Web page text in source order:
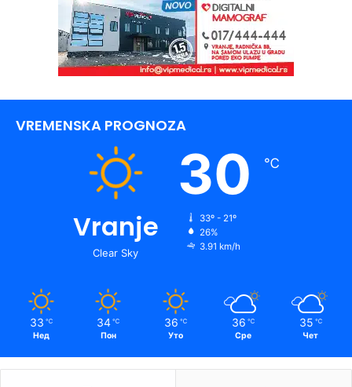
VREMENSKA PROGNOZA
Vranje
Clear Sky
30 ℃
33º - 21º
26%
3.91 km/h
33 ℃
Нед
34 ℃
Пон
36 ℃
Уто
36 ℃
Сре
35 ℃
Чет